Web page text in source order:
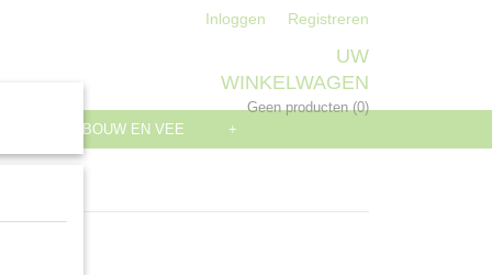
Inloggen Registreren
UW
WINKELWAGEN
Geen producten(0)
LANDBOUW EN VEE +